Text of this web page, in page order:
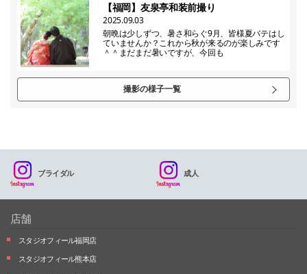
【福岡】友泉亭和装前撮り
2025.09.03
朝晩は少しずつ、暑さ和らぐ9月、皆様夏バテはし
ていませんか？これから秋が来るのが楽しみです
＾＾まだまだ暑いですが、今回も
撮影の様子一覧
ブライダル 成人
店舗
スタジオフィール福岡店
スタジオフィール熊本店